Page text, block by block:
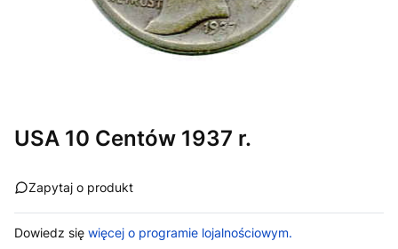
USA 10 Centów 1937 r.
Zapytaj o produkt
Dowiedz się więcej o programie lojalnościowym.